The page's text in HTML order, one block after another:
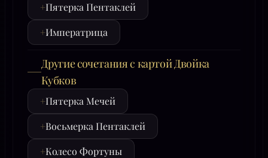
+Пятерка Пентаклей
+Императрица
Другие сочетания с картой Двойка
Кубков
+Пятерка Мечей
+Восьмерка Пентаклей
+Колесо Фортуны